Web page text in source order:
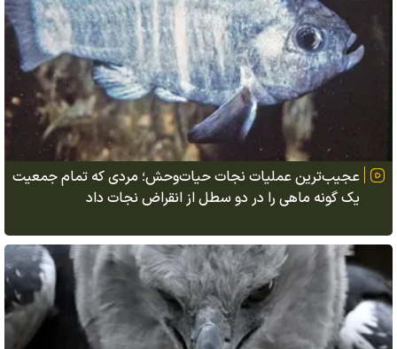
عجیب‌ترین عملیات نجات حیات‌وحش؛ مردی که تمام جمعیت
یک گونه ماهی را در دو سطل از انقراض نجات داد